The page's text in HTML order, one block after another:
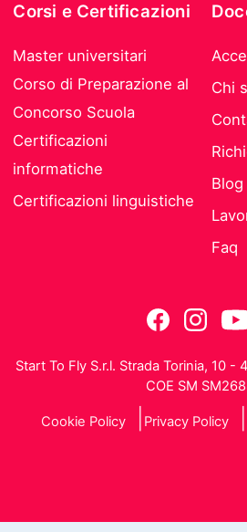
Corsi e Certificazioni
Master universitari
Corso di Preparazione al
Concorso Scuola
Certificazioni
informatiche
Certificazioni linguistiche
Chi
Blog
Faq
Start To Fly S.r.l. Strada Torinia, 10 -
COE SM
Cookie Policy Privacy Policy